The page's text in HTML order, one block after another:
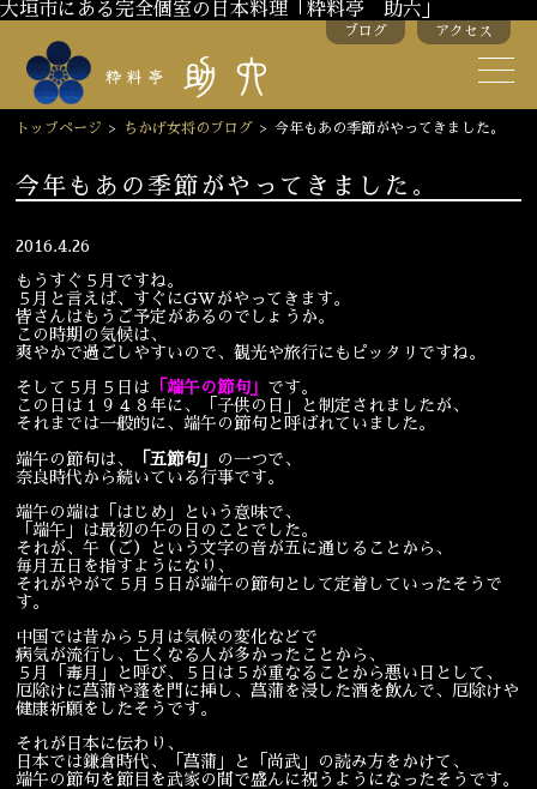
大垣市にある完全個室の日本料理「粋料亭 助六」
ブログ アクセス
トップページ > ちかげ女将のブログ > 今年もあの季節がやってきました。
今年もあの季節がやってきました。
2016.4.26
もうすぐ５月ですね。
５月と言えば、すぐにGWがやってきます。
皆さんはもうご予定があるのでしょうか。
この時期の気候は、
爽やかで過ごしやすいので、観光や旅行にもピッタリですね。
そして５月５日は 「端午の節句」 です。
この日は１９４８年に、「子供の日」と制定されましたが、
それまでは一般的に、端午の節句と呼ばれていました。
端午の節句は、 「五節句」
の一つで、
奈良時代から続いている行事です。
端午の端は「はじめ」という意味で、
「端午」は最初の午の日のことでした。
それが、午（ご）という文字の音が五に通じることから、
毎月五日を指すようになり、
それがやがて５月５日が端午の節句として定着していったそうで
す。
中国では昔から５月は気候の変化などで
病気が流行し、亡くなる人が多かったことから、
５月「毒月」と呼び、５日は５が重なることから悪い日として、
厄除けに菖蒲や蓬を門に挿し、菖蒲を浸した酒を飲んで、厄除けや
健康祈願をしたそうです。
それが日本に伝わり、
日本では鎌倉時代、「菖蒲」と「尚武」の読み方をかけて、
端午の節句を節目を武家の間で盛んに祝うようになったそうです。
季節のお料理
お飲み物
結婚式・披露宴
慶事 お顔合わせ
宴会 ウェディング